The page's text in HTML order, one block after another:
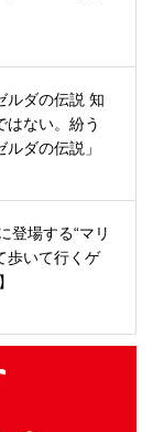
ルダの伝説 知
はない。紛う
ダの伝説」
登場する“マリ
歩いて行くゲ